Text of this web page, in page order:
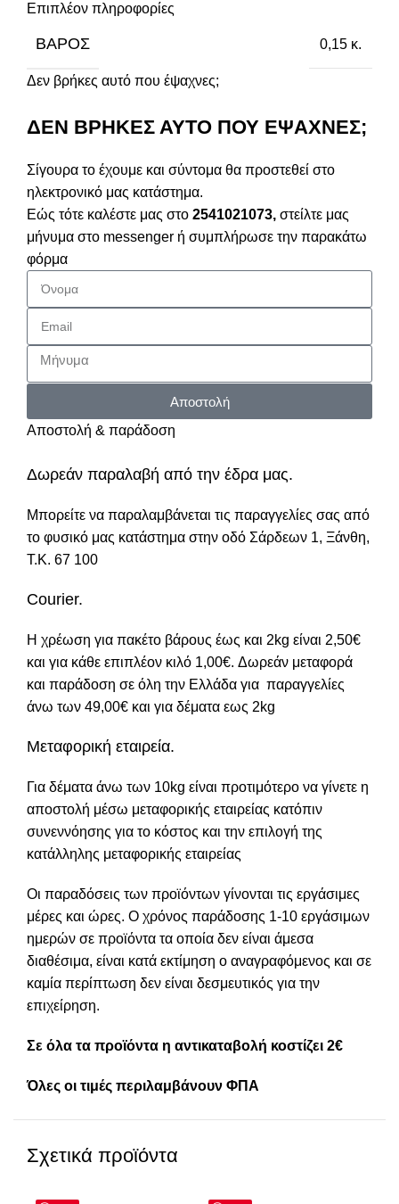
Επιπλέον πληροφορίες
ΒΆΡΟΣ 0,15 κ.
Δεν βρήκες αυτό που έψαχνες;
ΔΕΝ ΒΡΗΚΕΣ ΑΥΤΟ ΠΟΥ ΕΨΑΧΝΕΣ;
Σίγουρα το έχουμε και σύντομα θα προστεθεί στο
ηλεκτρονικό μας κατάστημα.
Εώς τότε καλέστε μας στο 2541021073, στείλτε μας
μήνυμα στο messenger ή συμπλήρωσε την παρακάτω
φόρμα
Αποστολή
Αποστολή & παράδοση
Δωρεάν παραλαβή από την έδρα μας.
Μπορείτε να παραλαμβάνεται τις παραγγελίες σας από
το φυσικό μας κατάστημα στην οδό Σάρδεων 1, Ξάνθη,
Τ.Κ. 67 100
Courier.
Η χρέωση για πακέτο βάρους έως και 2kg είναι 2,50€
και για κάθε επιπλέον κιλό 1,00€. Δωρεάν μεταφορά
και παράδοση σε όλη την Ελλάδα για παραγγελίες
άνω των 49,00€ και για δέματα εως 2kg
Μεταφορική εταιρεία.
Για δέματα άνω των 10kg είναι προτιμότερο να γίνετε η
αποστολή μέσω μεταφορικής εταιρείας κατόπιν
συνεννόησης για το κόστος και την επιλογή της
κατάλληλης μεταφορικής εταιρείας
Οι παραδόσεις των προϊόντων γίνονται τις εργάσιμες
μέρες και ώρες. Ο χρόνος παράδοσης 1-10 εργάσιμων
ημερών σε προϊόντα τα οποία δεν είναι άμεσα
διαθέσιμα, είναι κατά εκτίμηση ο αναγραφόμενος και σε
καμία περίπτωση δεν είναι δεσμευτικός για την
επιχείρηση.
Σε όλα τα προϊόντα η αντικαταβολή κοστίζει 2€
Όλες οι τιμές περιλαμβάνουν ΦΠΑ
Σχετικά προϊόντα